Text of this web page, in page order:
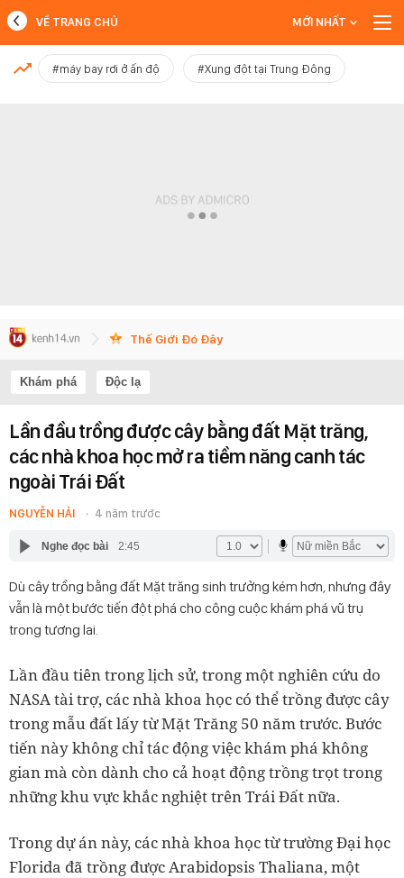
MỚI NHẤT
VỀ TRANG CHỦ MỚI NHẤT
#máy bay rơi ở ấn độ #Xung đột tại Trung Đông
Thế Giới Đó Đây
Khám phá Độc lạ
Lần đầu trồng được cây bằng đất Mặt trăng,
các nhà khoa học mở ra tiềm năng canh tác
ngoài Trái Đất
NGUYỄN HẢI 4 năm trước
Nghe đọc bài 2:45
Dù cây trồng bằng đất Mặt trăng sinh trưởng kém hơn, nhưng đây
vẫn là một bước tiến đột phá cho công cuộc khám phá vũ trụ
trong tương lai.
Lần đầu tiên trong lịch sử, trong một nghiên cứu do
NASA tài trợ, các nhà khoa học có thể trồng được cây
trong mẫu đất lấy từ Mặt Trăng 50 năm trước. Bước
tiến này không chỉ tác động việc khám phá không
gian mà còn dành cho cả hoạt động trồng trọt trong
những khu vực khắc nghiệt trên Trái Đất nữa.
Trong dự án này, các nhà khoa học từ trường Đại học
Florida đã trồng được Arabidopsis Thaliana, một